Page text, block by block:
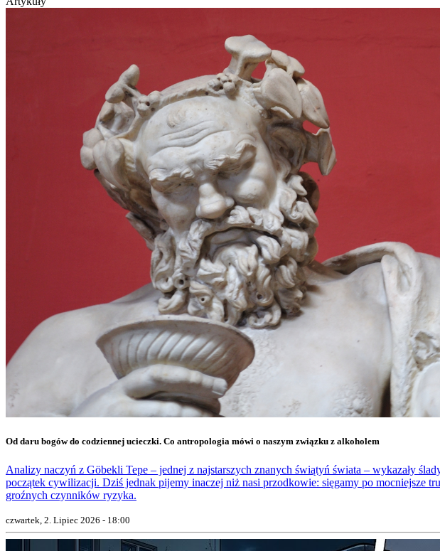
Od daru bogów do codziennej ucieczki. Co antropologia mówi o naszym związku z alkoholem
Analizy naczyń z Göbekli Tepe – jednej z najstarszych znanych świątyń świata – wykazały
początek cywilizacji. Dziś jednak pijemy inaczej niż nasi przodkowie: sięgamy po mocniejsze
groźnych czynników ryzyka.
czwartek, 2. Lipiec 2026 - 18:00